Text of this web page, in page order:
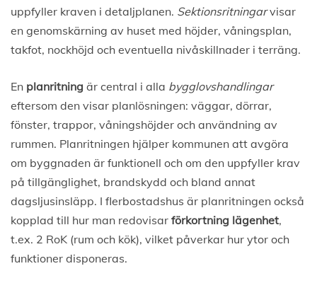
uppfyller kraven i detaljplanen. Sektionsritningarvisar
en genomskärning av huset med höjder, våningsplan,
takfot, nockhöjd och eventuella nivåskillnader i terräng.
En planritning är central i alla bygglovshandlingar
eftersom den visar planlösningen: väggar, dörrar,
fönster, trappor, våningshöjder och användning av
rummen. Planritningen hjälper kommunen att avgöra
om byggnaden är funktionell och om den uppfyller krav
på tillgänglighet, brandskydd och bland annat
dagsljusinsläpp. I flerbostadshus är planritningen också
kopplad till hur man redovisar förkortning lägenhet,
t.ex. 2 RoK (rum och kök), vilket påverkar hur ytor och
funktioner disponeras.